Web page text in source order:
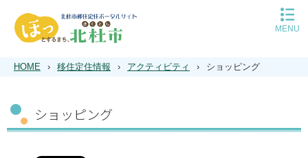
MENU
平日の移住相談予約
子育て
住まい
HOME › 移住定住情報 › アクティビティ › ショッピング
ショッピング